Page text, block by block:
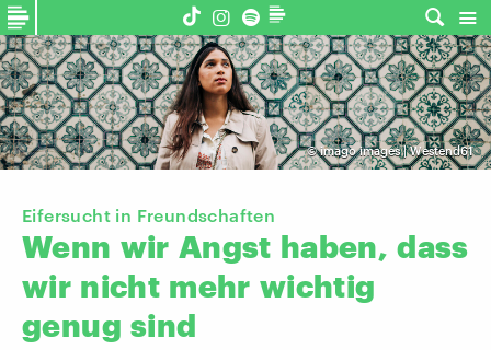
©imago images | Westend61
Eifersucht in Freundschaften
Wenn wir Angst haben, dass
wir nicht mehr wichtig
genug sind